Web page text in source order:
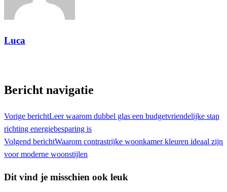
Luca
Bericht navigatie
Vorige berichtLeer waarom dubbel glas een budgetvriendelijke stap
richting energiebesparing is
Volgend berichtWaarom contrastrijke woonkamer kleuren ideaal zijn
voor moderne woonstijlen
Dit vind je misschien ook leuk